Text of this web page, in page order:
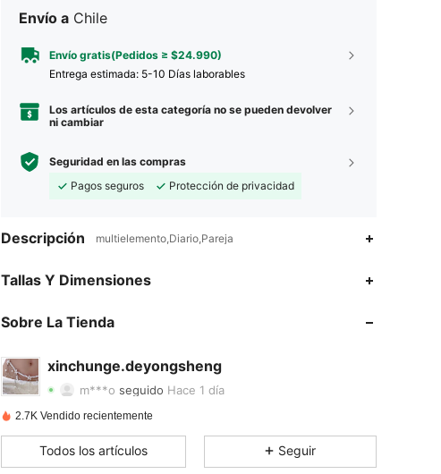
Envío a Chile
Envío gratis(Pedidos ≥ $24.990)
Entrega estimada: 5-10 Días laborables
Los artículos de esta categoría no se pueden devolver
ni cambiar
Seguridad en las compras
Pagos seguros
Protección de privacidad
Descripción multielemento,Diario,Pareja
Tallas Y Dimensiones
Sobre La Tienda
xinchunge.deyongsheng
4,67
4,67
4,67 9
m***o seguido Hace 1 día
4,67
2.7K Vendido recientemente
Todos los artículos Seguir